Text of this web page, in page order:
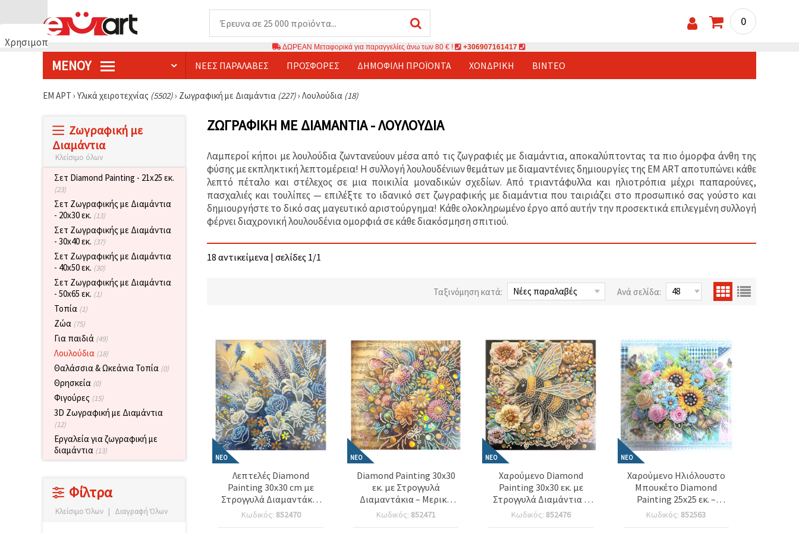
Χρησιμοποιούμε
Χρησιμοποιούμε
διασφαλίσουμε
ιστότοπου,
επισκεψιμότητα
0
ΔΩΡΕΑΝ Μεταφορικά για παραγγελίες άνω των 80 € ! +306907161417
ΜΕΝΟΎ ΝΈΕΣ ΠΑΡΑΛΑΒΈΣ ΠΡΟΣΦΟΡΈΣ ΔΗΜΟΦΙΛΉ ΠΡΟΪΌΝΤΑ ΧΟΝΔΡΙΚΉ ΒΊΝΤΕΟ
ΕΜ ΑΡΤ › Υλικά χειροτεχνίας (5502)› Ζωγραφική με Διαμάντια (227)› Λουλούδια (18)
Ζωγραφική με
Διαμάντια
Κλείσιμο όλων
Σετ Diamond Painting - 21x25 εκ.
(23)
Σετ Ζωγραφικής με Διαμάντια
- 20x30 εκ. (13)
Σετ Ζωγραφικής με Διαμάντια
- 30x40 εκ. (37)
Σετ Ζωγραφικής με Διαμάντια
- 40x50 εκ. (30)
Σετ Ζωγραφικής με Διαμάντια
- 50x65 εκ. (1)
Τοπία (1)
Ζώα (75)
Για παιδιά (49)
Λουλούδια (18)
Θαλάσσια & Ωκεάνια Τοπία (0)
Θρησκεία (0)
Φιγούρες (15)
3D Ζωγραφική με Διαμάντια
(12)
Εργαλεία για ζωγραφική με
διαμάντια (13)
Φίλτρα
Κλείσιμο Όλων | Διαγραφή Όλων
ΖΩΓΡΑΦΙΚΉ ΜΕ ΔΙΑΜΆΝΤΙΑ - ΛΟΥΛΟΎΔΙΑ
Λαμπεροί κήποι με λουλούδια ζωντανεύουν μέσα από τις ζωγραφιές με διαμάντια, αποκαλύπτοντας τα πιο όμορφα άνθη της
φύσης με εκπληκτική λεπτομέρεια! Η συλλογή λουλουδένιων θεμάτων με διαμαντένιες δημιουργίες της EM ART αποτυπώνει κάθε
λεπτό πέταλο και στέλεχος σε μια ποικιλία μοναδικών σχεδίων. Από τριαντάφυλλα και ηλιοτρόπια μέχρι παπαρούνες,
πασχαλιές και τουλίπες — επιλέξτε το ιδανικό σετ ζωγραφικής με διαμάντια που ταιριάζει στο προσωπικό σας γούστο και
δημιουργήστε το δικό σας μαγευτικό αριστούργημα! Κάθε ολοκληρωμένο έργο από αυτήν την προσεκτικά επιλεγμένη συλλογή
φέρνει διαχρονική λουλουδένια ομορφιά σε κάθε διακόσμηση σπιτιού.
18 αντικείμενα | σελίδες 1/1
Ταξινόμηση κατά: Ανά σελίδα:
ΝΈΟ
Λεπτελές Diamond
Painting 30x30 cm με
Στρογγυλά Διαμαντάκια
– Μερική Κάλυψη με
Σχέδιο Απαλή Ανάσα
Κωδικός: 852470
ΝΈΟ
Diamond Painting 30x30
εκ. με Στρογγυλά
Διαμαντάκια – Μερική
Επικόλληση «Blooming
Melody» με Κομψή
Κωδικός: 852471
ΝΈΟ
Χαρούμενο Diamond
Painting 30x30 εκ. με
Στρογγυλά Διαμάντια –
Μερικό Drill Σχέδιο
Κήπος με Μέλισσα με
Κωδικός: 852476
ΝΈΟ
Χαρούμενο Ηλιόλουστο
Μπουκέτο Diamond
Painting 25x25 εκ. –
Στρογγυλά Γυαλιστερά
Διαμαντάκια, Μερική
Κωδικός: 852563